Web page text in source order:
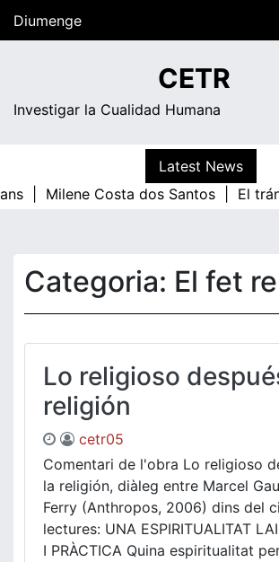
Diumenge
CETR
Investigar la Cualidad Humana
Latest News
|
Milene Costa dos Santos | El
Categoria: El fet
Lo religioso
religión
cetr05
Comentari de l'obra Lo religioso
la religión, diàleg entre Marcel
Ferry (Anthropos, 2006) dins del
lectures: UNA ESPIRITUALITAT
I PRÀCTICA Quina espiritualitat